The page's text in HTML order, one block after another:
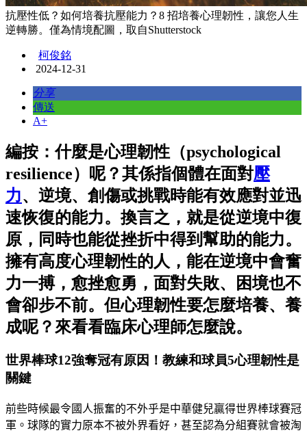
抗壓性低？如何培養抗壓能力？8 招培養心理韌性，讓您人生
逆轉勝。僅為情境配圖，取自Shutterstock
柯俊銘
2024-12-31
分享
傳送
A+
編按：什麼是心理韌性（psychological
resilience）呢？其係指個體在面對壓
力、逆境、創傷或挑戰時能有效應對並迅
速恢復的能力。換言之，就是從逆境中復
原，同時也能從挫折中得到幫助的能力。
擁有高度心理韌性的人，能在逆境中會奮
力一搏，愈挫愈勇，面對失敗、困境也不
會卻步不前。但心理韌性要怎麼培養、養
成呢？來看看臨床心理師怎麼說。
世界棒球12強奪冠有原因！教練和球員5心理韌性是
關鍵
前些時候最令國人振奮的不外乎是中華健兒贏得世界棒球賽冠
軍。球隊的實力原本不被外界看好，甚至認為分組賽就會被淘